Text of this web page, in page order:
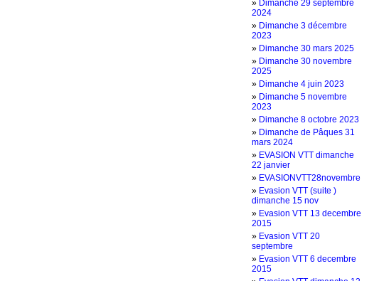
» Dimanche 29 septembre
2024
» Dimanche 3 décembre
2023
» Dimanche 30 mars 2025
» Dimanche 30 novembre
2025
» Dimanche 4 juin 2023
» Dimanche 5 novembre
2023
» Dimanche 8 octobre 2023
» Dimanche de Pâques 31
mars 2024
» EVASION VTT dimanche
22 janvier
» EVASIONVTT28novembre
» Evasion VTT (suite )
dimanche 15 nov
» Evasion VTT 13 decembre
2015
» Evasion VTT 20
septembre
» Evasion VTT 6 decembre
2015